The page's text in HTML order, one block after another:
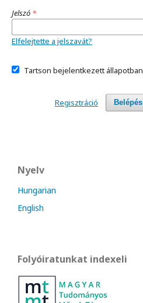
Jelszó *
Elfelejtette a jelszavát?
Tartson bejelentkezett állapotban
Belépés
Regisztráció
Nyelv
Hungarian
English
Folyóiratunkat indexeli